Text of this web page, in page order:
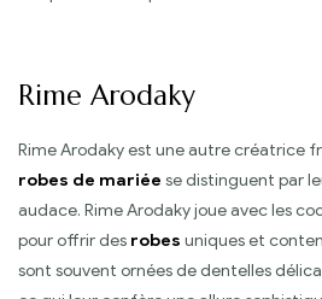
Rime Arodaky
Rime Arodaky est une autre créatrice
robes de mariée se distinguent par
audace. Rime Arodaky joue avec les
pour offrir des robes uniques et
sont souvent ornées de dentelles